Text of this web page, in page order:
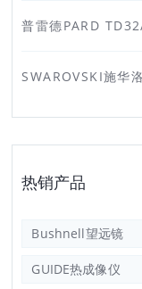
普雷德PARD
SWAROVSKI施
热销产品
Bushnell望远镜
GUIDE热成像仪